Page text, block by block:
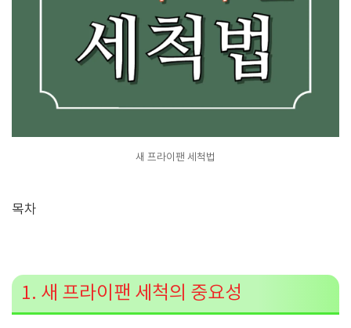
새 프라이팬 세척법
목차
1. 새 프라이팬 세척의 중요성